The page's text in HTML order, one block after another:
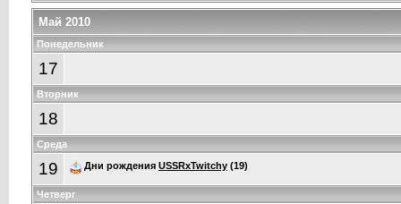
Май 2010
Понедельник
17
Вторник
18
Среда
19 Дни рождения USSRxTwitchy (19)
Четверг